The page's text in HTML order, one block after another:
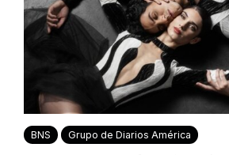
BNS Grupo de Diarios América